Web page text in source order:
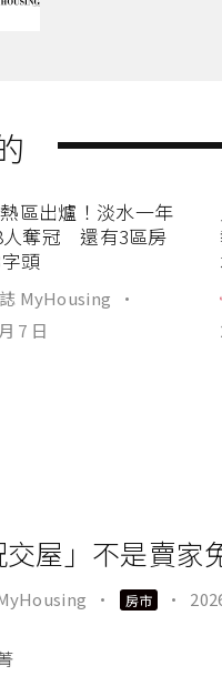
區出爐！淡水一年
人奪冠 還有3區房
頭
MyHousing
·
7 日
交屋」不是賣
· 房市 ·